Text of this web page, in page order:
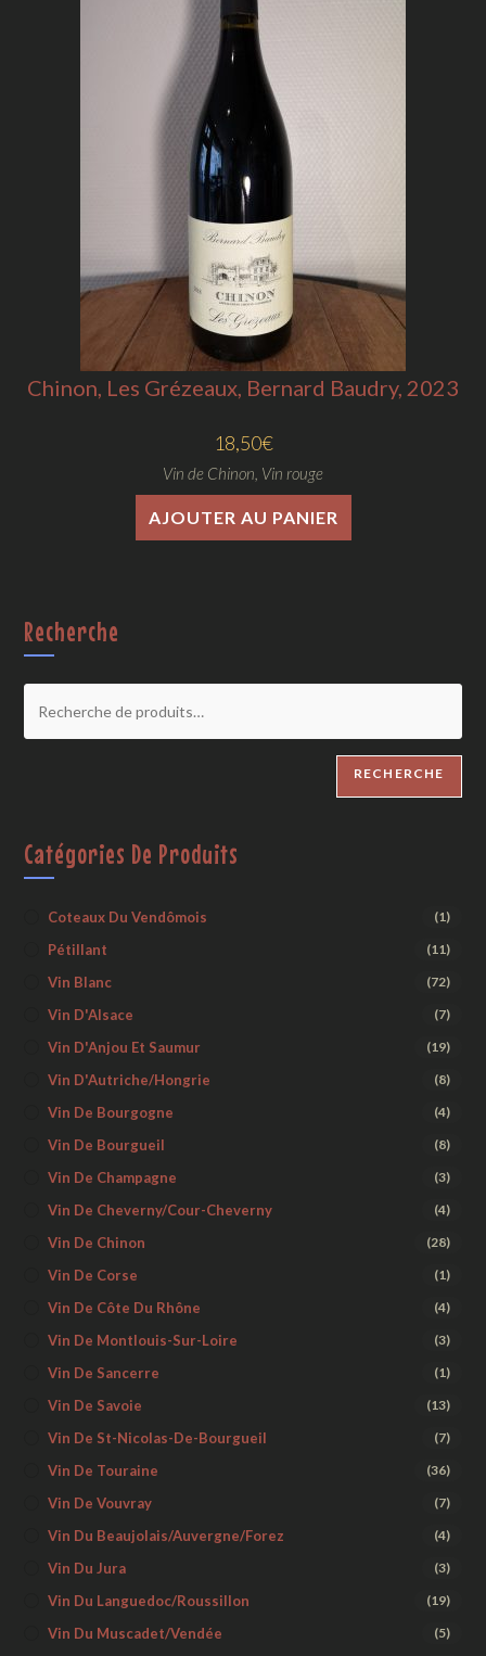
Chinon, Les Grézeaux, Bernard Baudry, 2023
18,50€
Vin de Chinon Vin rouge
AJOUTER AU PANIER
Recherche
RECHERCHE
Catégories De Produits
Coteaux Du Vendômois (1)
Pétillant (11)
Vin Blanc (72)
Vin D'Alsace (7)
Vin D'Anjou Et Saumur (19)
Vin D'Autriche/Hongrie (8)
Vin De Bourgogne (4)
Vin De Bourgueil (8)
Vin De Champagne (3)
Vin De Cheverny/Cour-Cheverny (4)
Vin De Chinon (28)
Vin De Corse (1)
Vin De Côte Du Rhône (4)
Vin De Montlouis-Sur-Loire (3)
Vin De Sancerre (1)
Vin De Savoie (13)
Vin De St-Nicolas-De-Bourgueil (7)
Vin De Touraine (36)
Vin De Vouvray (7)
Vin Du Beaujolais/Auvergne/Forez (4)
Vin Du Jura (3)
Vin Du Languedoc/Roussillon (19)
Vin Du Muscadet/Vendée (5)